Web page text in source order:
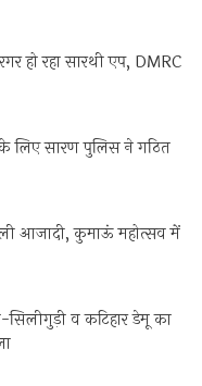
हो रहा सारथी एप, DMRC
लिए सारण पुलिस ने गठित
आजादी, कुमाऊं महोत्सव में
सिलीगुड़ी व कटिहार डेमू का